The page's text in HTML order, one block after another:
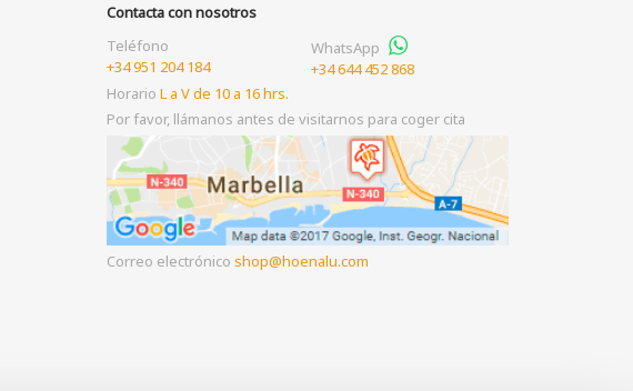
Contacta con nosotros
Teléfono
+34 951 204 184
WhatsApp
+34 644 452 868
HorarioL a V de 10 a 16 hrs.
Por favor, llámanos antes de visitarnos para coger cita
Correo electrónicoshop hoenalu.com